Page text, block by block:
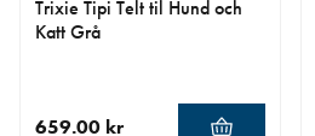
Trixie Tipi Telt til Hund och
Katt Grå
659.00 kr